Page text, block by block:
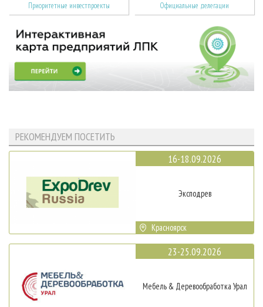
Приоритетные инвестпроекты Официальные делегации
РЕКОМЕНДУЕМ ПОСЕТИТЬ
16-18.09.2026
Эксподрев
Красноярск
23-25.09.2026
Мебель & Деревообработка Урал